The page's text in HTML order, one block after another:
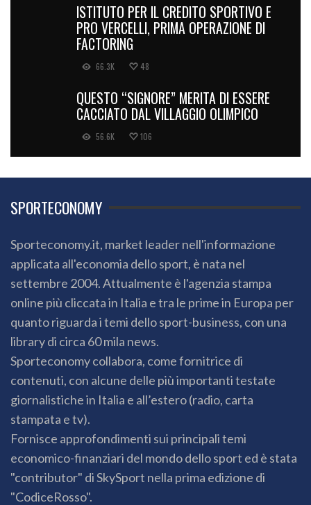
ISTITUTO PER IL CREDITO SPORTIVO E
PRO VERCELLI, PRIMA OPERAZIONE DI
FACTORING
66.3K 48
QUESTO “SIGNORE” MERITA DI ESSERE
CACCIATO DAL VILLAGGIO OLIMPICO
56.6K 106
SPORTECONOMY
Sporteconomy.it, market leader nell'informazione
applicata all'economia dello sport, è nata nel
settembre 2004. Attualmente è l'agenzia stampa
online più cliccata in Italia e tra le prime in Europa per
quanto riguarda i temi dello sport-business, con una
library di circa 60 mila news.
Sporteconomy collabora, come fornitrice di
contenuti, con alcune delle più importanti testate
giornalistiche in Italia e all’estero (radio, carta
stampata e tv).
Fornisce approfondimenti sui principali temi
economico-finanziari del mondo dello sport ed è stata
"contributor" di SkySport nella prima edizione di
"CodiceRosso".